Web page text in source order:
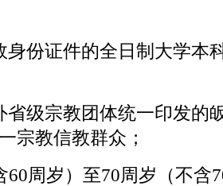
身份证件的全日制大学本
省级宗教团体统一印发的
宗教信教群众；
60周岁）至70周岁（不含